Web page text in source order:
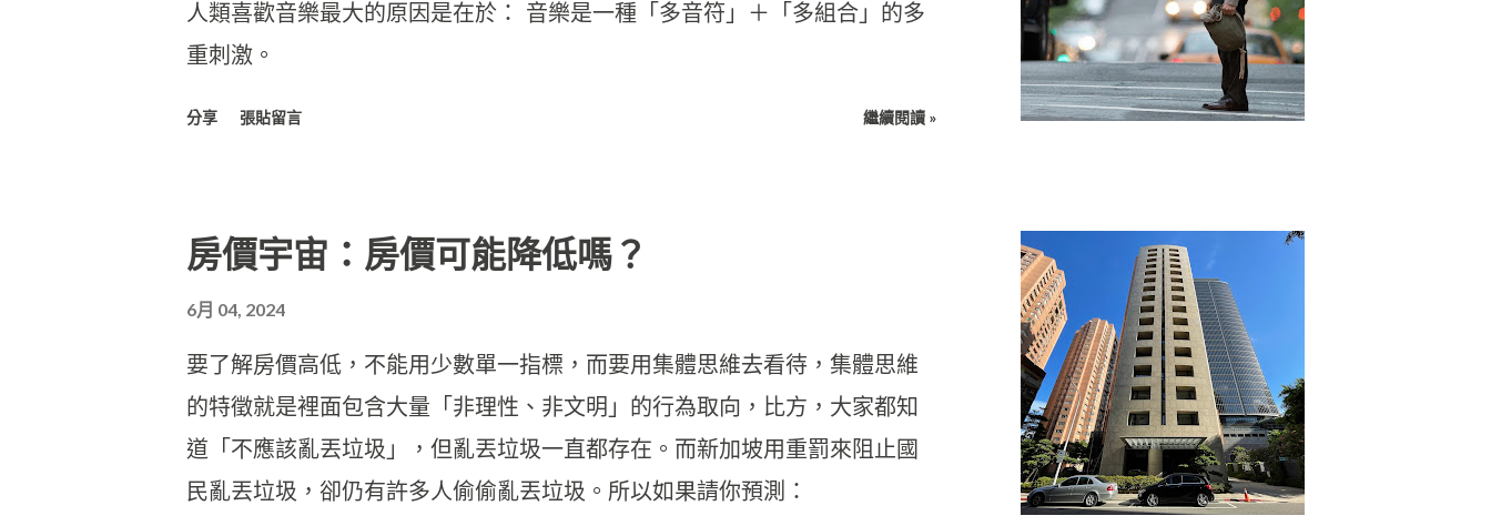
人類喜歡音樂最大的原因是在於： 音樂是一種「多音符」＋「多組合」的多
重刺激。
分享 張貼留言 繼續閱讀 »
房價宇宙：房價可能降低嗎？
6月 04, 2024
要了解房價高低，不能用少數單一指標，而要用集體思維去看待，集體思維
的特徵就是裡面包含大量「非理性、非文明」的行為取向，比方，大家都知
道「不應該亂丟垃圾」，但亂丟垃圾一直都存在。而新加坡用重罰來阻止國
民亂丟垃圾，卻仍有許多人偷偷亂丟垃圾。所以如果請你預測：